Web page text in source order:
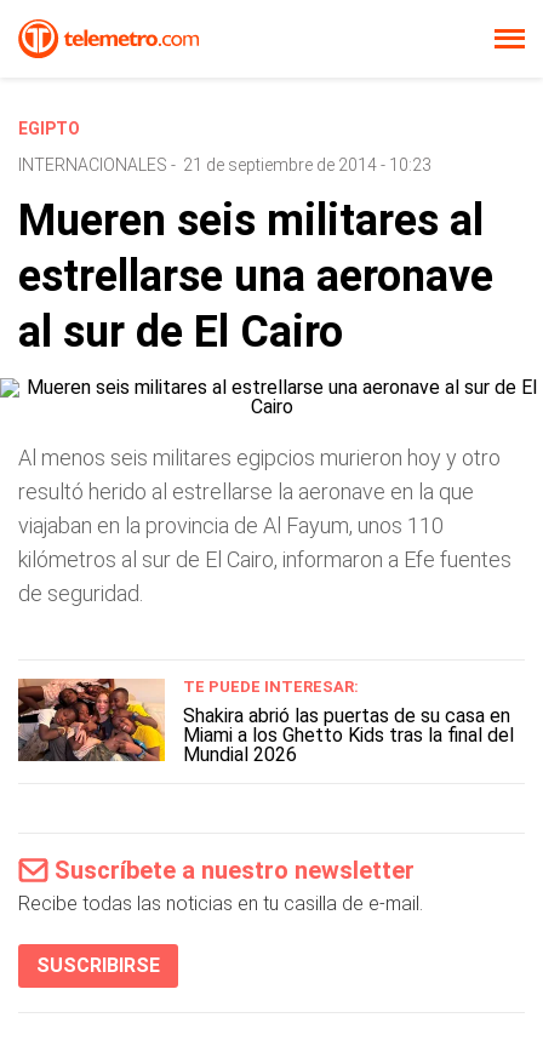
EGIPTO
INTERNACIONALES - 21 de septiembre de 2014 - 10:23
Mueren seis militares al
estrellarse una aeronave
al sur de El Cairo
Al menos seis militares egipcios murieron hoy y otro
resultó herido al estrellarse la aeronave en la que
viajaban en la provincia de Al Fayum, unos 110
kilómetros al sur de El Cairo, informaron a Efe fuentes
de seguridad.
TE PUEDE INTERESAR:
Shakira abrió las puertas de su casa en
Miami a los Ghetto Kids tras la final del
Mundial 2026
Suscríbete a nuestro newsletter
Recibe todas las noticias en tu casilla de e-mail.
SUSCRIBIRSE